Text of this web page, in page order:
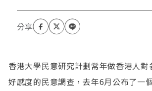
香港大學民意研究計劃常年做香港人對
好感度的民意調查，去年6月公布了一